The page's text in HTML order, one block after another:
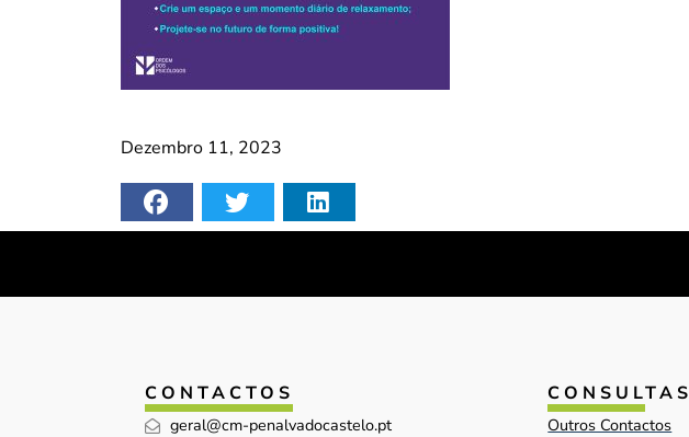
Dezembro 11, 2023
CONTACTOS
geral@cm-penalvadocastelo.pt
CONSULTAS
Outros Contactos